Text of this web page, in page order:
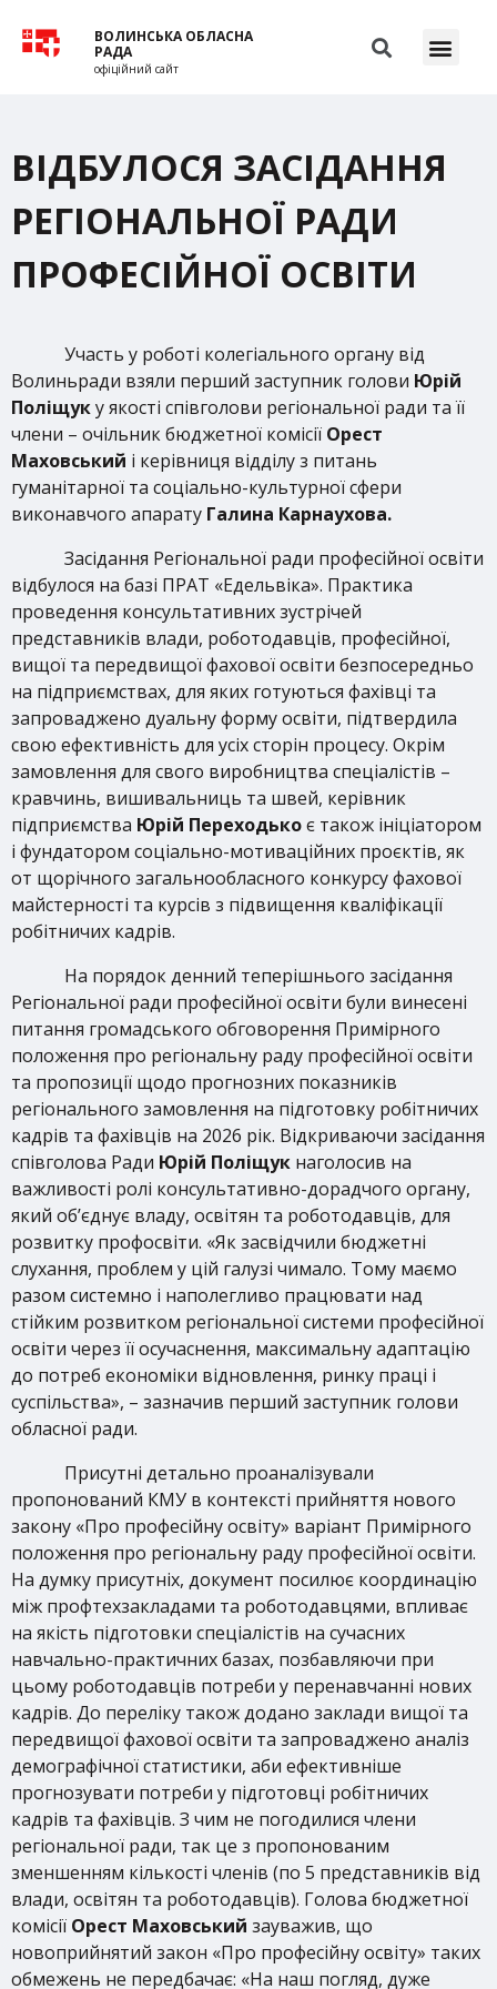
ВОЛИНСЬКА ОБЛАСНА
РАДА
офіційний сайт
ВІДБУЛОСЯ ЗАСІДАННЯ
РЕГІОНАЛЬНОЇ РАДИ
ПРОФЕСІЙНОЇ ОСВІТИ
Участь у роботі колегіального органу від
Волиньради взяли перший заступник голови Юрій
Поліщуку якості співголови регіональної ради та її
члени – очільник бюджетної комісії Орест
Маховський і керівниця відділу з питань
гуманітарної та соціально-культурної сфери
виконавчого апарату Галина Карнаухова.
Засідання Регіональної ради професійної освіти
відбулося на базі ПРАТ «Едельвіка». Практика
проведення консультативних зустрічей
представників влади, роботодавців, професійної,
вищої та передвищої фахової освіти безпосередньо
на підприємствах, для яких готуються фахівці та
запроваджено дуальну форму освіти, підтвердила
свою ефективність для усіх сторін процесу. Окрім
замовлення для свого виробництва спеціалістів –
кравчинь, вишивальниць та швей, керівник
підприємства Юрій Переходькоє також ініціатором
і фундатором соціально-мотиваційних проєктів, як
от щорічного загальнообласного конкурсу фахової
майстерності та курсів з підвищення кваліфікації
робітничих кадрів.
На порядок денний теперішнього засідання
Регіональної ради професійної освіти були винесені
питання громадського обговорення Примірного
положення про регіональну раду професійної освіти
та пропозиції щодо прогнозних показників
регіонального замовлення на підготовку робітничих
кадрів та фахівців на 2026 рік. Відкриваючи засідання
співголова Ради Юрій Поліщук наголосив на
важливості ролі консультативно-дорадчого органу,
який об’єднує владу, освітян та роботодавців, для
розвитку профосвіти. «Як засвідчили бюджетні
слухання, проблем у цій галузі чимало. Тому маємо
разом системно і наполегливо працювати над
стійким розвитком регіональної системи професійної
освіти через її осучаснення, максимальну адаптацію
до потреб економіки відновлення, ринку праці і
суспільства», – зазначив перший заступник голови
обласної ради.
Присутні детально проаналізували
пропонований КМУ в контексті прийняття нового
закону «Про професійну освіту» варіант Примірного
положення про регіональну раду професійної освіти.
На думку присутніх, документ посилює координацію
між профтехзакладами та роботодавцями, впливає
на якість підготовки спеціалістів на сучасних
навчально-практичних базах, позбавляючи при
цьому роботодавців потреби у перенавчанні нових
кадрів. До переліку також додано заклади вищої та
передвищої фахової освіти та запроваджено аналіз
демографічної статистики, аби ефективніше
прогнозувати потреби у підготовці робітничих
кадрів та фахівців. З чим не погодилися члени
регіональної ради, так це з пропонованим
зменшенням кількості членів (по 5 представників від
влади, освітян та роботодавців). Голова бюджетної
комісії Орест Маховський зауважив, що
новоприйнятий закон «Про професійну освіту» таких
обмежень не передбачає: «На наш погляд, дуже